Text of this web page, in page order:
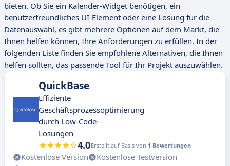
bieten. Ob Sie ein Kalender-Widget benötigen, ein
benutzerfreundliches UI-Element oder eine Lösung für die
Datenauswahl, es gibt mehrere Optionen auf dem Markt, die
Ihnen helfen können, Ihre Anforderungen zu erfüllen. In der
folgenden Liste finden Sie empfohlene Alternativen, die Ihnen
helfen sollten, das passende Tool für Ihr Projekt auszuwählen.
QuickBase
Effiziente
Geschäftsprozessoptimierung
durch Low-Code-
Lösungen
4.0Erstellt auf Basis von 1 Bewertungen
Kostenlose Version
Kostenlose Testversion